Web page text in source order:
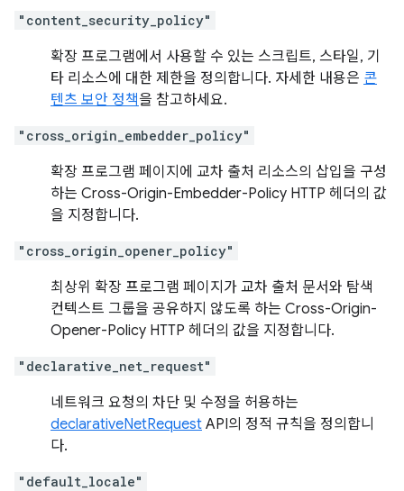
"content_security_policy"
확장 프로그램에서 사용할 수 있는 스크립트, 스타일, 기
타 리소스에 대한 제한을 정의합니다. 자세한 내용은 콘
텐츠 보안 정책을 참고하세요.
"cross_origin_embedder_policy"
확장 프로그램 페이지에 교차 출처 리소스의 삽입을 구성
하는 Cross-Origin-Embedder-Policy HTTP 헤더의 값
을 지정합니다.
"cross_origin_opener_policy"
최상위 확장 프로그램 페이지가 교차 출처 문서와 탐색
컨텍스트 그룹을 공유하지 않도록 하는 Cross-Origin-
Opener-Policy HTTP 헤더의 값을 지정합니다.
"declarative_net_request"
네트워크 요청의 차단 및 수정을 허용하는
declarativeNetRequest API의 정적 규칙을 정의합니
다.
"default_locale"